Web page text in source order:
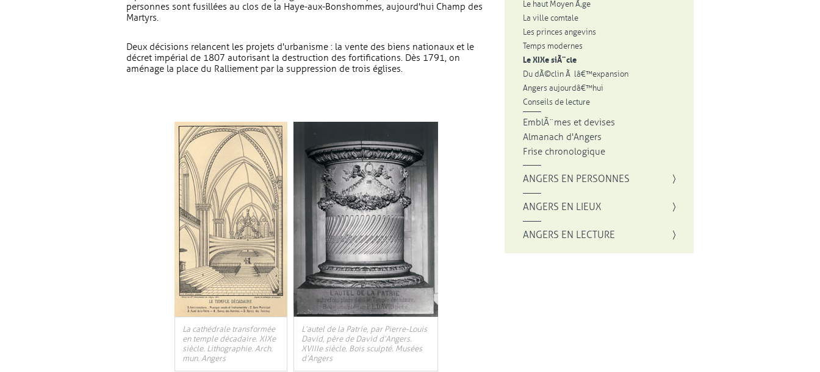
personnes sont fusillées au clos de la Haye-aux-Bonshommes, aujourd'hui Champ des
Martyrs.
Deux décisions relancent les projets d'urbanisme : la vente des biens nationaux et le
décret impérial de 1807 autorisant la destruction des fortifications. Dès 1791, on
aménage la place du Ralliement par la suppression de trois églises.
La cathédrale transformée
en temple décadaire. XIXe
siècle. Lithographie. Arch.
mun. Angers
L’autel de la Patrie, par Pierre-Louis
David, père de David d’Angers.
XVIIIe siècle. Bois sculpté. Musées
d’Angers
Le haut Moyen Ã‚ge
La ville comtale
Les princes angevins
Temps modernes
Le XIXe siÃ¨cle
Du dÃ©clin Ã lâ€™expansion
Angers aujourdâ€™hui
Conseils de lecture
EmblÃ¨mes et devises
Almanach d'Angers
Frise chronologique
ANGERS EN PERSONNES
ANGERS EN LIEUX
ANGERS EN LECTURE